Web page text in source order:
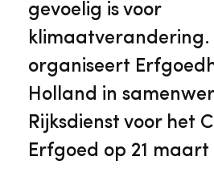
gevoelig is voor
klimaatverandering.
organiseert
Holland in
Rijksdienst voor het
Erfgoed op 21 maart